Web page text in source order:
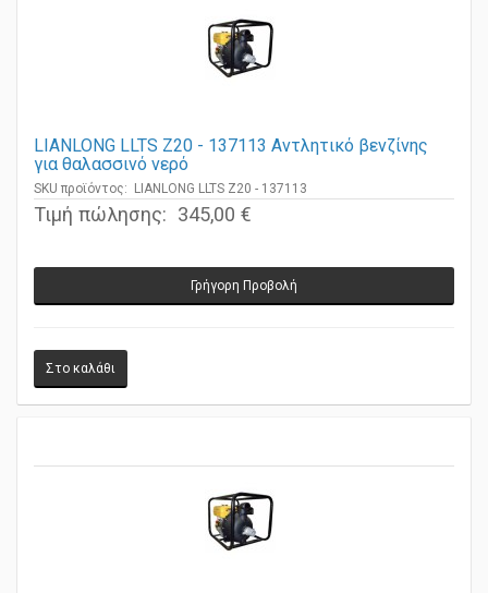
LIANLONG LLTS Z20 - 137113 Αντλητικό βενζίνης
για θαλασσινό νερό
SKU προϊόντος: LIANLONG LLTS Z20 - 137113
Τιμή πώλησης: 345,00 €